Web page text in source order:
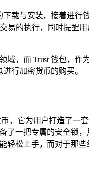
载与安装，接着进行
易的执行，同时提醒
，而 Trust 钱包，作
行加密货币的购买。
，它为用户打造了一
了一把专属的安全锁，
轻松上手，而对于那